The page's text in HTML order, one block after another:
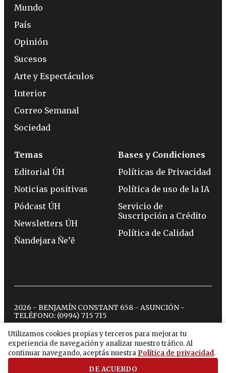
Utilizamos cookies propias y terceros para mejorar tu
experiencia de navegación y analizar nuestro tráfico. Al
continuar navegando, aceptás nuestra Política de privacidad.
DE ACUERDO
Mundo
País
Opinión
Sucesos
Arte y Espectáculos
Interior
Correo Semanal
Sociedad
Temas
Editorial ÚH
Noticias positivas
Pódcast ÚH
Newsletters ÚH
Ñandejara Ñe’ẽ
Bases y Condiciones
Políticas de Privacidad
Política de uso de la IA
Servicio de
Suscripción a Crédito
Política de Calidad
2026 - BENJAMÍN CONSTANT 658 - ASUNCIÓN -
TELÉFONO: (0994) 715 715
twitterinstagram
facebook
tiktokyoutubespotify